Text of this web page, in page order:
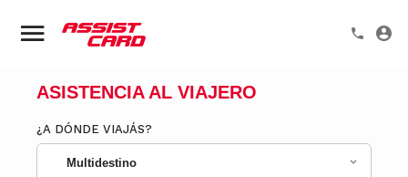
ASISTENCIA AL VIAJERO
¿A DÓNDE VIAJÁS?
Multidestino